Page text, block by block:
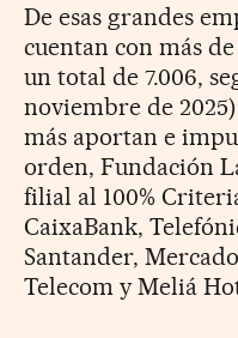
De esas grandes
cuentan con más
un total de 7.006,
noviembre de 2025)
más aportan e
orden, Fundación
filial al 100%
CaixaBank,
Santander,
Telecom y Meliá